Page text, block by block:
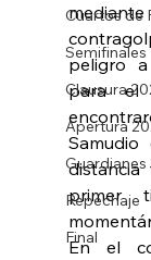
Cuartos de
Semifinales
Clausura
Apertura
Guardianes
Repechaje
Final
peligro a
para el
primer
En el